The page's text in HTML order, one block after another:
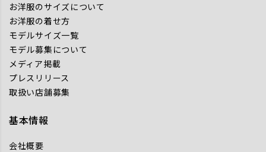
お洋服のサイズについて
お洋服の着せ方
モデルサイズ一覧
モデル募集について
メディア掲載
プレスリリース
取扱い店舗募集
基本情報
会社概要